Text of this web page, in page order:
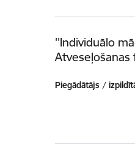
''Individuālo
Piegādātājs /